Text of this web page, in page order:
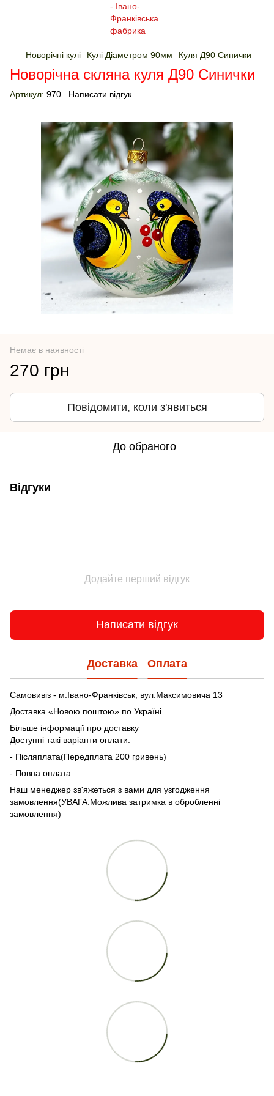
Новорічні кулі Кулі Діаметром 90мм Куля Д90 Синички
Новорічна скляна куля Д90 Синички
Артикул: 970 Написати відгук
Немає в наявності
270 грн
Повідомити, коли з'явиться
До обраного
Відгуки
Додайте перший відгук
Написати відгук
Доставка Оплата
Самовивіз - м.Івано-Франківськ, вул.Максимовича 13
Доставка «Новою поштою» по Україні
Більше інформації про доставку
Доступні такі варіанти оплати:
- Післяплата(Передплата 200 гривень)
- Повна оплата
Наш менеджер зв'яжеться з вами для узгодження
замовлення(УВАГА:Можлива затримка в обробленні
замовлення)